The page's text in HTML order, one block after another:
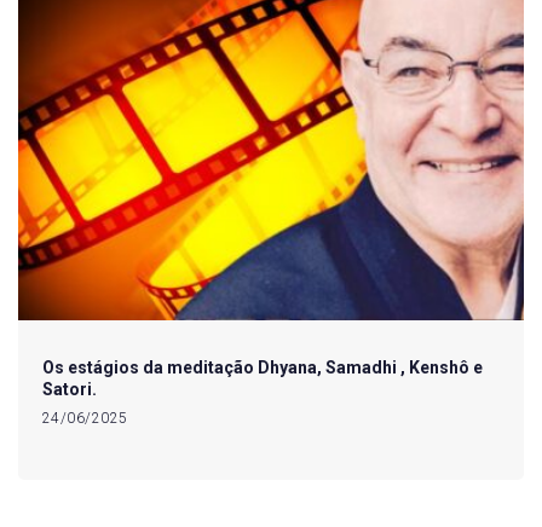
Os estágios da meditação Dhyana, Samadhi , Kenshô e
Satori.
24/06/2025